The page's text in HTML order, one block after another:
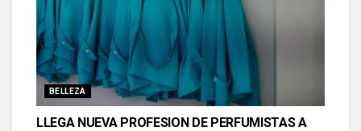
BELLEZA
LLEGA NUEVA PROFESION DE PERFUMISTAS A